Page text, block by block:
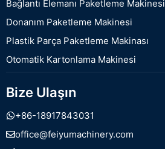
Bağlantı Elemanı Paketleme Makinesi
Donanım Paketleme Makinesi
Plastik Parça Paketleme Makinası
Otomatik Kartonlama Makinesi
Bize Ulaşın
+86-18917843031
office@feiyumachinery.com